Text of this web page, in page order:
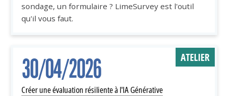
sondage, un formulaire ? LimeSurvey est l'outil
qu'il vous faut.
Créer une évaluation résiliente à l'IA Générative
30/04/2026 ATELIER